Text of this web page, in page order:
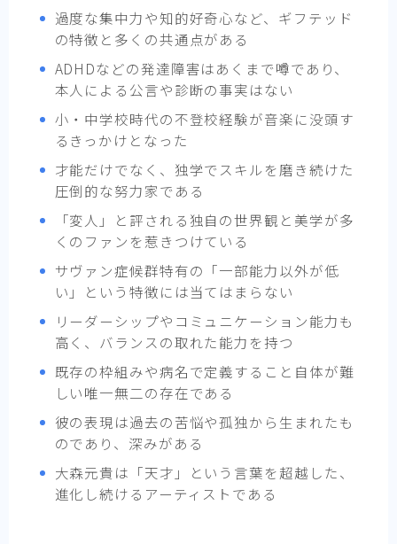
過度な集中力や知的好奇心など、ギフテッド
の特徴と多くの共通点がある
ADHDなどの発達障害はあくまで噂であり、
本人による公言や診断の事実はない
小・中学校時代の不登校経験が音楽に没頭す
るきっかけとなった
才能だけでなく、独学でスキルを磨き続けた
圧倒的な努力家である
「変人」と評される独自の世界観と美学が多
くのファンを惹きつけている
サヴァン症候群特有の「一部能力以外が低
い」という特徴には当てはまらない
リーダーシップやコミュニケーション能力も
高く、バランスの取れた能力を持つ
既存の枠組みや病名で定義すること自体が難
しい唯一無二の存在である
彼の表現は過去の苦悩や孤独から生まれたも
のであり、深みがある
大森元貴は「天才」という言葉を超越した、
進化し続けるアーティストである